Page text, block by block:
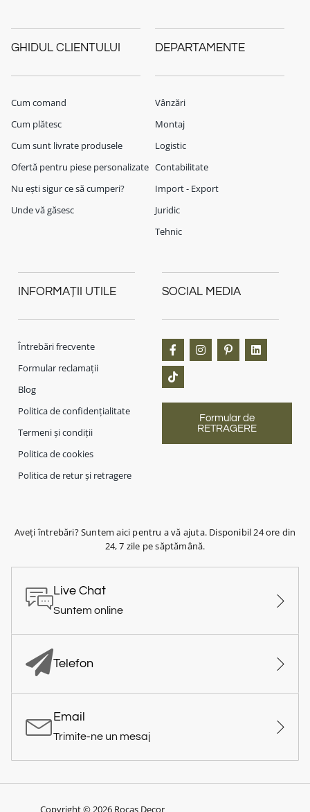
GHIDUL CLIENTULUI
Cum comand
Cum plătesc
Cum sunt livrate produsele
Ofertă pentru piese personalizate
Nu ești sigur ce să cumperi?
Unde vă găsesc
DEPARTAMENTE
Vânzări
Montaj
Logistic
Contabilitate
Import - Export
Juridic
Tehnic
INFORMAȚII UTILE
Întrebări frecvente
Formular reclamații
Blog
Politica de confidențialitate
Termeni și condiții
Politica de cookies
Politica de retur și retragere
SOCIAL MEDIA
Formular de
RETRAGERE
Aveți întrebări? Suntem aici pentru a vă ajuta. Disponibil 24 ore din
24, 7 zile pe săptămână.
Live Chat
Suntem online
Telefon
Email
Trimite-ne un mesaj
Copyright © 2026 Rocas Decor